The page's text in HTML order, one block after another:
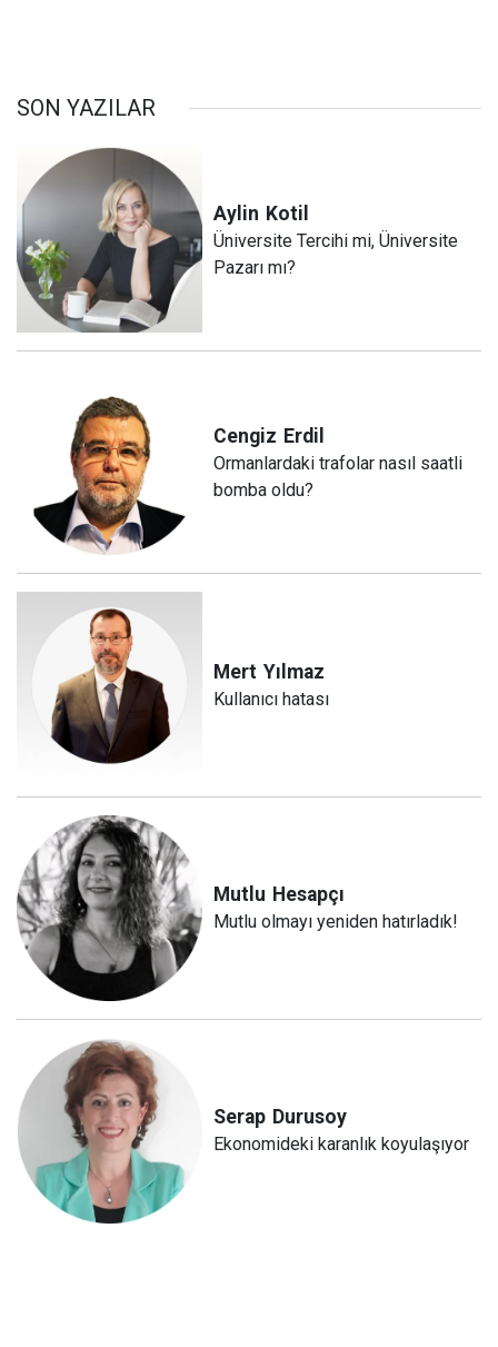
SON YAZILAR
Aylin Kotil
Üniversite Tercihi mi, Üniversite
Pazarı mı?
Cengiz Erdil
Ormanlardaki trafolar nasıl saatli
bomba oldu?
Mert Yılmaz
Kullanıcı hatası
Mutlu Hesapçı
Mutlu olmayı yeniden hatırladık!
Serap Durusoy
Ekonomideki karanlık koyulaşıyor